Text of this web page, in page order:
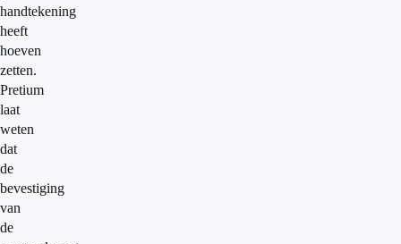
handtekening
heeft
hoeven
zetten.
Pretium
laat
weten
dat
de
bevestiging
van
de